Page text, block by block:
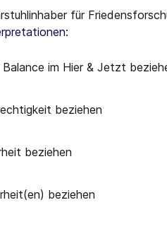
für
:
im Hier & Jetzt
beziehen
beziehen
beziehen